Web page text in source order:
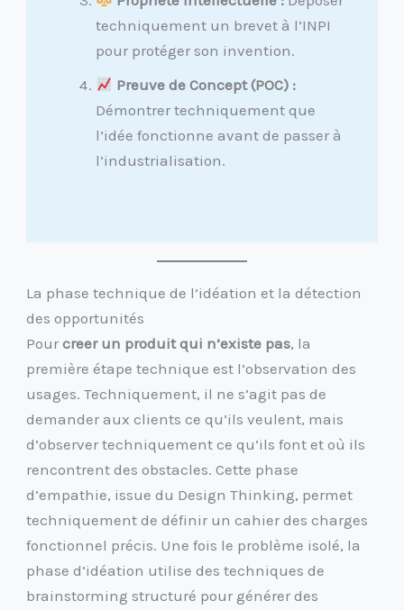
techniquement un brevet à l’INPI
pour protéger son invention.
Preuve de Concept (POC) :
Démontrer techniquement que
l’idée fonctionne avant de passer à
l’industrialisation.
La phase technique de l’idéation et la détection
des opportunités
Pourcreer un produit qui n’existe pas, la
première étape technique est l’observation des
usages. Techniquement, il ne s’agit pas de
demander aux clients ce qu’ils veulent, mais
d’observer techniquement ce qu’ils font et où ils
rencontrent des obstacles. Cette phase
d’empathie, issue du Design Thinking, permet
techniquement de définir un cahier des charges
fonctionnel précis. Une fois le problème isolé, la
phase d’idéation utilise des techniques de
brainstorming structuré pour générer des